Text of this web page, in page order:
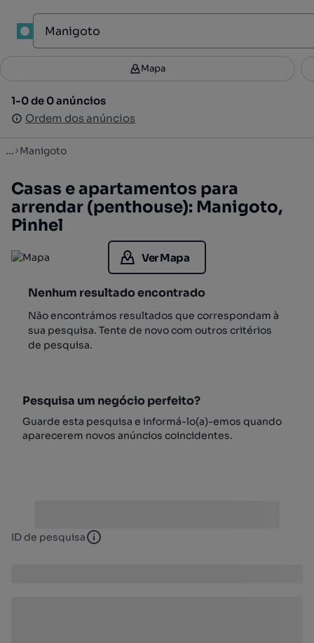
Filtros 3
1-0 de 0 anúncios
Ordem dos anúncios
Mapa
1-0 de 0 anúncios
Ordem dos anúncios
... Manigoto
Casas e apartamentos para
arrendar (penthouse): Manigoto,
Pinhel
Ver Mapa
Nenhum resultado encontrado
Não encontrámos resultados que correspondam à
sua pesquisa. Tente de novo com outros critérios
de pesquisa.
Pesquisa um negócio perfeito?
Guarde esta pesquisa e informá-lo(a)-emos quando
aparecerem novos anúncios coincidentes.
ID de pesquisa ID de pesquisa